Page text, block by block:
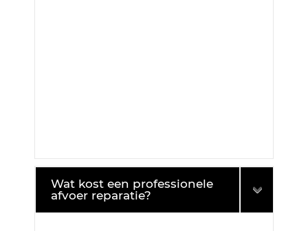
Wat kost een professionele
afvoer reparatie?